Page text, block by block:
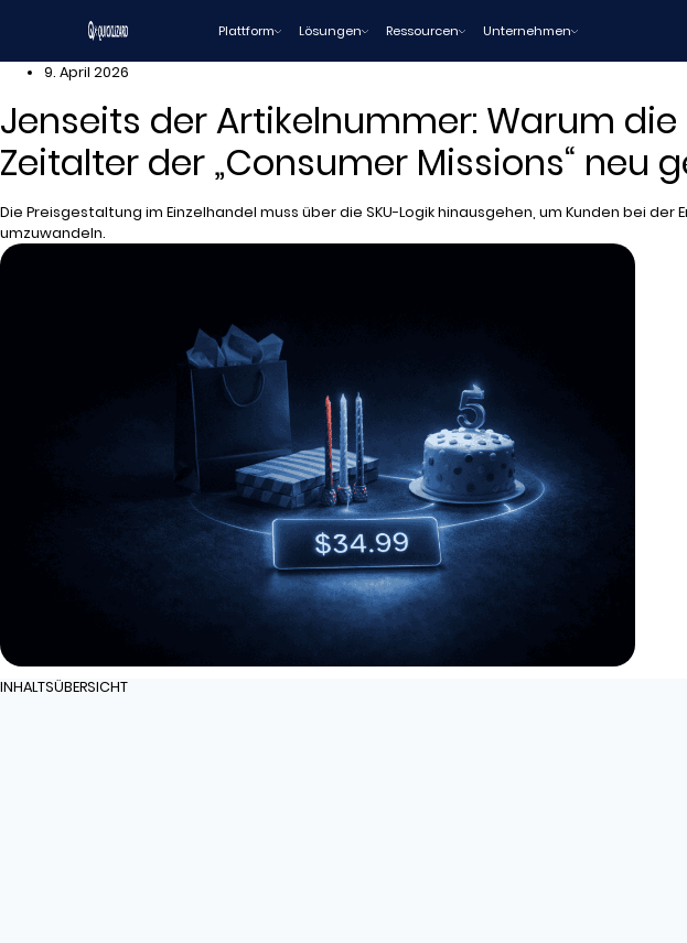
Plattform Lösungen Ressourcen Unternehmen
9. April 2026
Jenseits der Artikelnummer: Warum
Zeitalter der „Consumer Missions“ neu
Die Preisgestaltung im Einzelhandel muss über die SKU-Logik hinausgehen, um Kunden bei
umzuwandeln.
INHALTSÜBERSICHT